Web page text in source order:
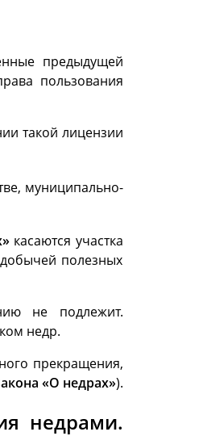
предыдущей
пользования
такой лицензии
муниципально-
касаются участка
полезных
не подлежит.
недр.
прекращения,
«О недрах»).
недрами.